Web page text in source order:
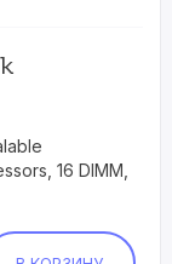
16 DIMM,